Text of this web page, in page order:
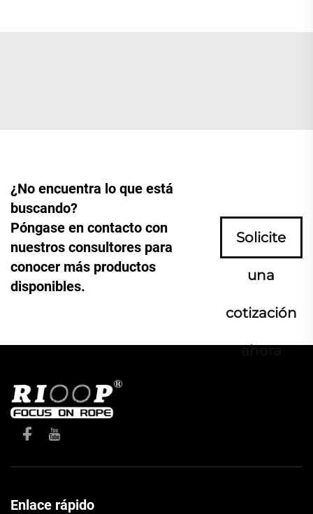
¿No encuentra lo que está
buscando?
Póngase en contacto con
nuestros consultores para
conocer más productos
disponibles.
Solicite
una
cotización
ahora
Enlace rápido